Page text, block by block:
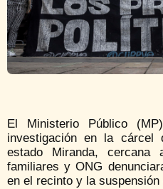
El Ministerio Público
investigación en la
estado Miranda,
familiares y ONG
en el recinto y la